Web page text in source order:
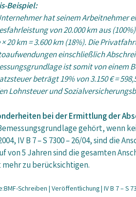
Beispiel:
hat seinem Arbeitnehmer
von 20.000 km aus
× 20 km = 3.600 km (18%). Die
einschließlich
ist somit von einem
beträgt 19% von 3.150 € =
Lohnsteuer und
bei der Ermittlung der
gehört, wenn
IV B 7 – S 7300 – 26/04, sind
von 5 Jahren sind die gesamten
mehr zu berücksichtigen.
Schreiben | Veröffentlichung | IV B 7 – S